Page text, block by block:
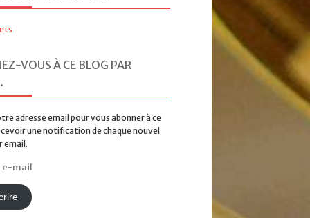
Followers
rss
VOUS À CE BLOG PAR
.
une notification de chaque nouvel
email.